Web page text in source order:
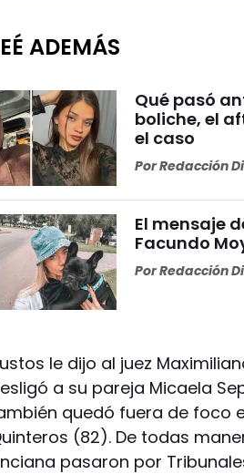
ADEMÁS
Qué pasó
boliche, el
el caso
PorRedacción
El mensaje
Facundo
PorRedacción
le dijo al juez
a su pareja Micaela
quedó fuera de foco
(82). De todas
pasaron por